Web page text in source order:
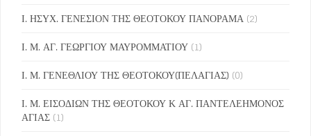
Ι. ΗΣΥΧ. ΓΕΝΕΣΙΟΝ ΤΗΣ ΘΕΟΤΟΚΟΥ ΠΑΝΟΡΑΜΑ (2)
Ι. Μ. ΑΓ. ΓΕΩΡΓΙΟΥ ΜΑΥΡΟΜΜΑΤΙΟΥ (1)
Ι. Μ. ΓΕΝΕΘΛΙΟΥ ΤΗΣ ΘΕΟΤΟΚΟΥ(ΠΕΛΑΓΙΑΣ) (0)
Ι. Μ. ΕΙΣΟΔΙΩΝ ΤΗΣ ΘΕΟΤΟΚΟΥ Κ ΑΓ. ΠΑΝΤΕΛΕΗΜΟΝΟΣ
ΑΓΙΑΣ (1)